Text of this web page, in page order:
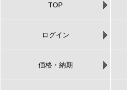
TOP
ログイン
価格・納期